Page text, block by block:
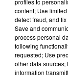
Tarif
D'où vient le
préfèrent ils
content; Use
detect fraud, and
Save and
process personal
following
requested; Use
other data sources;
information